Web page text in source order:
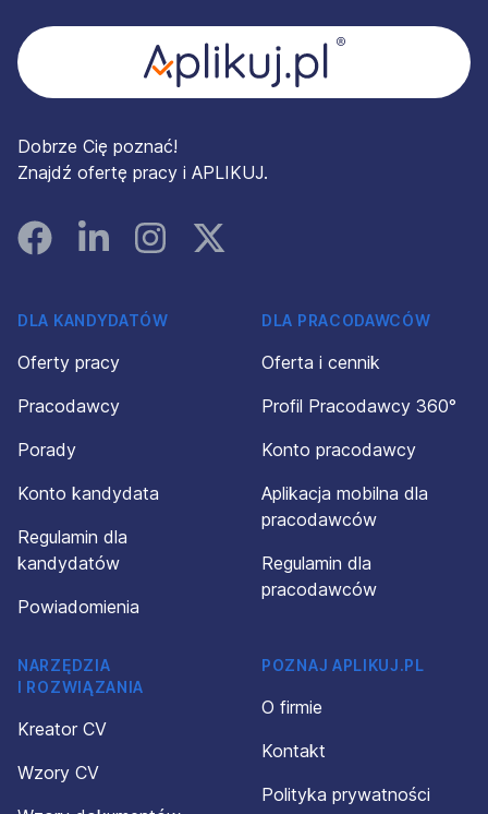
Dobrze Cię poznać!
Znajdź ofertę pracy i APLIKUJ.
FacebookLinked InInstagramInstagram
DLA KANDYDATÓW
Oferty pracy
Pracodawcy
Porady
Konto kandydata
Regulamin dla
kandydatów
Powiadomienia
DLA PRACODAWCÓW
Oferta i cennik
Profil Pracodawcy 360°
Konto pracodawcy
Aplikacja mobilna dla
pracodawców
Regulamin dla
pracodawców
NARZĘDZIA
I ROZWIĄZANIA
Kreator CV
Wzory CV
POZNAJ APLIKUJ.PL
O firmie
Kontakt
Polityka prywatności